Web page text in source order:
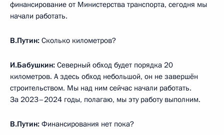
финансирование от Министерства транспорта, сегодня мы
начали работать.
В.Путин: Сколько километров?
И.Бабушкин: Северный обход будет порядка 20
километров. А здесь обход небольшой, он не завершён
строительством. Мы над ним сейчас начали работать.
За 2023–2024 годы, полагаю, мы эту работу выполним.
В.Путин: Финансирования нет пока?